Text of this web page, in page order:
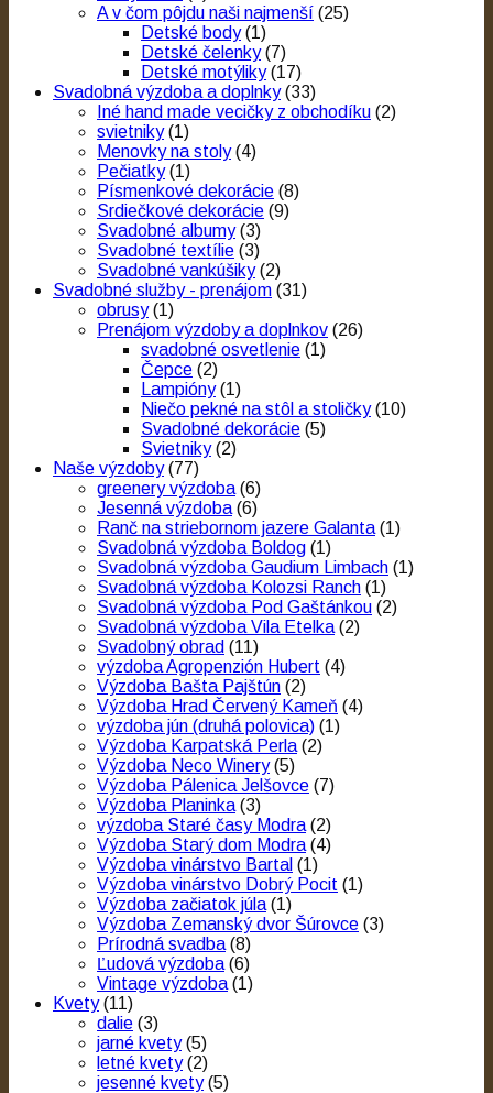
A v čom pôjdu naši najmenší (25)
Detské body (1)
Detské čelenky (7)
Detské motýliky (17)
Svadobná výzdoba a doplnky (33)
Iné hand made vecičky z obchodíku (2)
svietniky (1)
Menovky na stoly (4)
Pečiatky (1)
Písmenkové dekorácie (8)
Srdiečkové dekorácie (9)
Svadobné albumy (3)
Svadobné textílie (3)
Svadobné vankúšiky (2)
Svadobné služby - prenájom (31)
obrusy (1)
Prenájom výzdoby a doplnkov (26)
svadobné osvetlenie (1)
Čepce (2)
Lampióny (1)
Niečo pekné na stôl a stoličky (10)
Svadobné dekorácie (5)
Svietniky (2)
Naše výzdoby (77)
greenery výzdoba (6)
Jesenná výzdoba (6)
Ranč na striebornom jazere Galanta (1)
Svadobná výzdoba Boldog (1)
Svadobná výzdoba Gaudium Limbach (1)
Svadobná výzdoba Kolozsi Ranch (1)
Svadobná výzdoba Pod Gaštánkou (2)
Svadobná výzdoba Vila Etelka (2)
Svadobný obrad (11)
výzdoba Agropenzión Hubert (4)
Výzdoba Bašta Pajštún (2)
Výzdoba Hrad Červený Kameň (4)
výzdoba jún (druhá polovica) (1)
Výzdoba Karpatská Perla (2)
Výzdoba Neco Winery (5)
Výzdoba Pálenica Jelšovce (7)
Výzdoba Planinka (3)
výzdoba Staré časy Modra (2)
Výzdoba Starý dom Modra (4)
Výzdoba vinárstvo Bartal (1)
Výzdoba vinárstvo Dobrý Pocit (1)
Výzdoba začiatok júla (1)
Výzdoba Zemanský dvor Šúrovce (3)
Prírodná svadba (8)
Ľudová výzdoba (6)
Vintage výzdoba (1)
Kvety (11)
dalie (3)
jarné kvety (5)
letné kvety (2)
jesenné kvety (5)